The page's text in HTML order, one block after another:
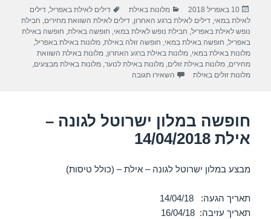
e
b
o
o
s
A
p
p
gr
a
m
e
פורסם
בתאריך
10 באפריל 2018 קטגוריות
מלונות באילת תגיות
דילים לאילת באפריל,דילים
לאילת במאי,דילים לאילת ברגע האחרון,דילים לאילת השוואת מחירים, חבילת
נופש לאילת באפריל, חבילת נופש לאילת במאי, חופשה באילת, חופשה באילת
באפריל, חופשה באילת במאי, חופשה זולה באילת,מלונות באילת באפריל,
מלונות באילת במאי,מלונות באילת ברגע האחרון,מלונות באילת השוואת
מחירים,מלונות באילת זולים,מלונות באילת לנוער,מלונות באילת מבצעים,
מלונות זולים באילת
השאירו תגובה
חופשה במלון ישרוטל לגונה –
אילת 14/04/2018
מבצע במלון ישרוטל לגונה – אילת – (כולל טיסות)
תאריך הגעה: 14/04/18
תאריך עזיבה: 16/04/18